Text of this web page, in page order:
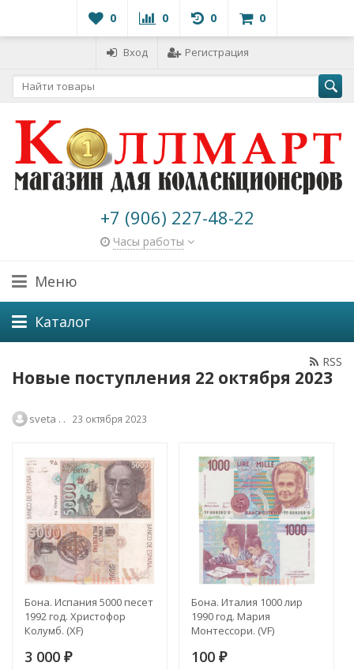
0 0 0 0
Вход Регистрация
+7 (906) 227-48-22
Часы работы
Меню
Каталог
RSS
Новые поступления 22 октября 2023
sveta . . 23 октября 2023
Бона. Испания 5000 песет
1992 год. Христофор
Колумб. (XF)
3 000 ₽
Бона. Италия 1000 лир
1990 год. Мария
Монтессори. (VF)
100 ₽